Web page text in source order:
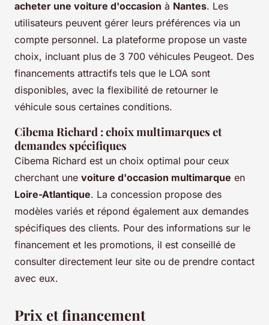
acheter une voiture d'occasion à Nantes. Les
utilisateurs peuvent gérer leurs préférences via un
compte personnel. La plateforme propose un vaste
choix, incluant plus de 3 700 véhicules Peugeot. Des
financements attractifs tels que le LOA sont
disponibles, avec la flexibilité de retourner le
véhicule sous certaines conditions.
Cibema Richard : choix multimarques et
demandes spécifiques
Cibema Richard est un choix optimal pour ceux
cherchant une voiture d'occasion multimarque en
Loire-Atlantique. La concession propose des
modèles variés et répond également aux demandes
spécifiques des clients. Pour des informations sur le
financement et les promotions, il est conseillé de
consulter directement leur site ou de prendre contact
avec eux.
Prix et financement